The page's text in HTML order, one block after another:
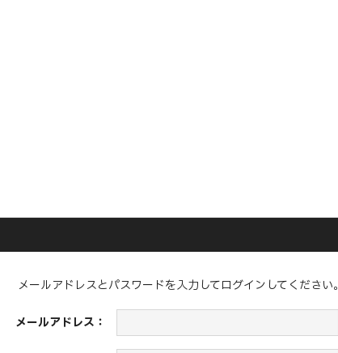
メールアドレスとパスワードを入力してログインしてください。
メールアドレス：